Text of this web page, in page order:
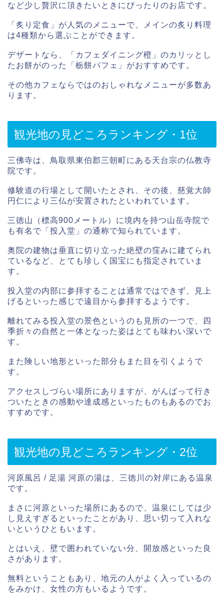
など少し贅沢に頂きたいときにぴったりのお店です。
「炙り定食」が人気のメニューで、メインの炙り料理
は4種類から選ぶことができます。
デザートなら、「カフェダイニング橙」のカリッとし
たお餅がのった「栃餅パフェ」がおすすめです。
その他カフェならではのおしゃれなメニューが多数あ
ります。
観光地の見どころランキング・1位
三佛寺は、鳥取県東伯郡三朝町にある天台宗の仏教寺
院です。
修験道の行場として開いたとされ、その後、慈覚大師
円仁により三仏が安置されたといわれています。
三徳山（標高900メートル）に境内を持つ山岳寺院で
も有名で「投入堂」の通称で知られています。
奥院の建物は垂直に切り立った絶壁の窪みに建てられ
ているなど、とても珍しく国宝にも指定されていま
す。
投入堂の内部に参拝することは通常ではできず、見上
げるといった感じで遠目から参拝するようです。
離れてみる投入堂の景色というのも見所の一つで、四
季折々の自然と一体となった姿はとても味わい深いで
す。
また険しい地形といった部分もまた目を引くようで
す。
アクセスしづらい場所にありますが、がんばって行き
ついたときの感動や達成感といったものもあるのでお
すすめです。
観光地の見どころランキング・2位
河原風呂 / 足湯 河原の湯は、三徳川の対岸にある温泉
です。
まさに河原といった場所にあるので、温泉にしては少
し見えすぎるといったことがあり、思い切って入れな
いというひともいます。
とはいえ、壁で囲われていない分、開放感といった良
さがあります。
無料ということもあり、地元の人がよく入っているの
をみかけ、女性の方もいるようです。